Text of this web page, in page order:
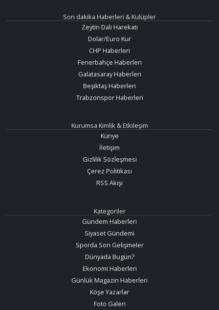
Son dakika Haberleri & Kulüpler
Zeytin Dalı Harekatı
Dolar/Euro Kur
CHP Haberleri
Fenerbahçe Haberleri
Galatasaray Haberleri
Beşiktaş Haberleri
Trabzonspor Haberleri
Kurumsa Kimlik & Etkileşim
Künye
İletişim
Gizlilik Sözleşmesi
Çerez Politikası
RSS Akışı
Kategoriler
Gündem Haberleri
Siyaset Gündemi
Sporda Son Gelişmeler
Dünyada Bugün?
Ekonomi Haberleri
Günlük Magazin Haberleri
Köşe Yazarlar
Foto Galeri